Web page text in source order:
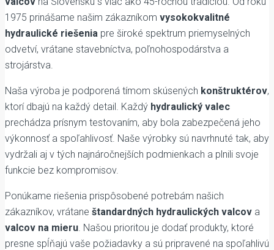
1975 prinášame našim zákazníkom vysokokvalitné
hydraulické riešenia pre široké spektrum priemyselných
odvetví, vrátane stavebníctva, poľnohospodárstva a
strojárstva.
Naša výroba je podporená tímom skúsených konštruktérov,
ktorí dbajú na každý detail. Každý hydraulický valec
prechádza prísnym testovaním, aby bola zabezpečená jeho
výkonnosť a spoľahlivosť. Naše výrobky sú navrhnuté tak, aby
vydržali aj v tých najnáročnejších podmienkach a plnili svoje
funkcie bez kompromisov.
Ponúkame riešenia prispôsobené potrebám našich
zákazníkov, vrátane štandardných hydraulických valcov a
valcov na mieru . Našou prioritou je dodať produkty, ktoré
presne spĺňajú vaše požiadavky a sú pripravené na spoľahlivú